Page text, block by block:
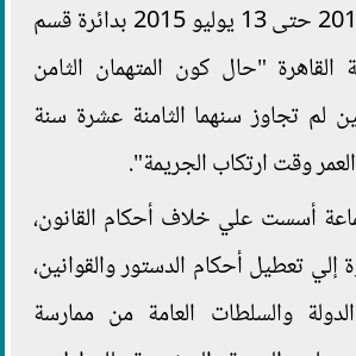
في غضون عام 2015 حتى 13 يوليو 2015 بدائرة قسم
القاهرة "حال كون المتهمان الثامن
لم تجاوز سنهما الثامنة عشرة سنة
وقت ارتكاب الجريمة".
أسست علي خلاف أحكام القانون،
إلي تعطيل أحكام الدستور والقوانين،
والسلطات العامة من ممارسة